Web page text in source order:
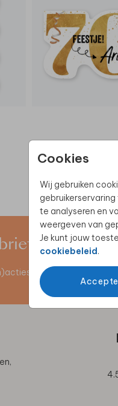
Cookies
Wij gebruiken
te analyseren en
weergeven van
Je kunt jouw
cookiebeleid.
en unieke